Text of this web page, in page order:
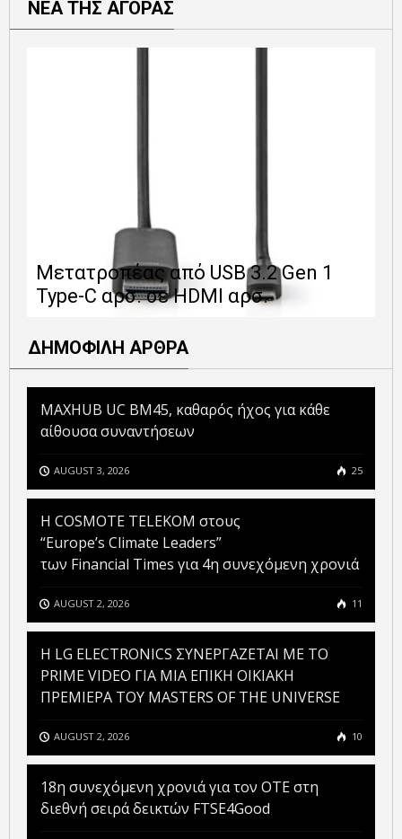
ΝΕΑ ΤΗΣ ΑΓΟΡΑΣ
Μετατροπέας από USB 3.2 Gen 1
Type-C αρσ. σε HDMI αρσ.
ΔΗΜΟΦΙΛΗ ΑΡΘΡΑ
MAXHUB UC BM45, καθαρός ήχος για κάθε
αίθουσα συναντήσεων
AUGUST 3, 2026 25
Η COSMOTE TELEKOM στους
“Europe’s Climate Leaders”
των Financial Times για 4η συνεχόμενη χρονιά
AUGUST 2, 2026 11
H LG ELECTRONICS ΣΥΝΕΡΓΑΖΕΤΑΙ ΜΕ ΤΟ
PRIME VIDEO ΓΙΑ ΜΙΑ ΕΠΙΚΗ ΟΙΚΙΑΚΗ
ΠΡΕΜΙΕΡΑ ΤΟΥ MASTERS OF THE UNIVERSE
AUGUST 2, 2026 10
18η συνεχόμενη χρονιά για τον ΟΤΕ στη
διεθνή σειρά δεικτών FTSE4Good